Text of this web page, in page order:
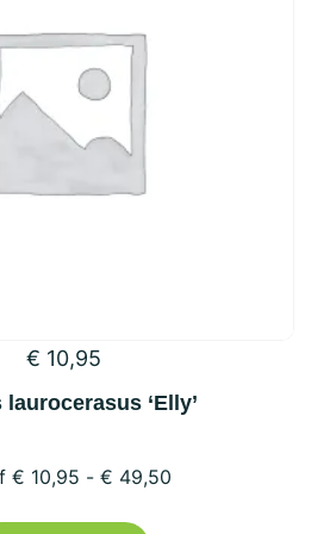
€ 10,95
‘Elly’
€ 10,95 - € 49,50